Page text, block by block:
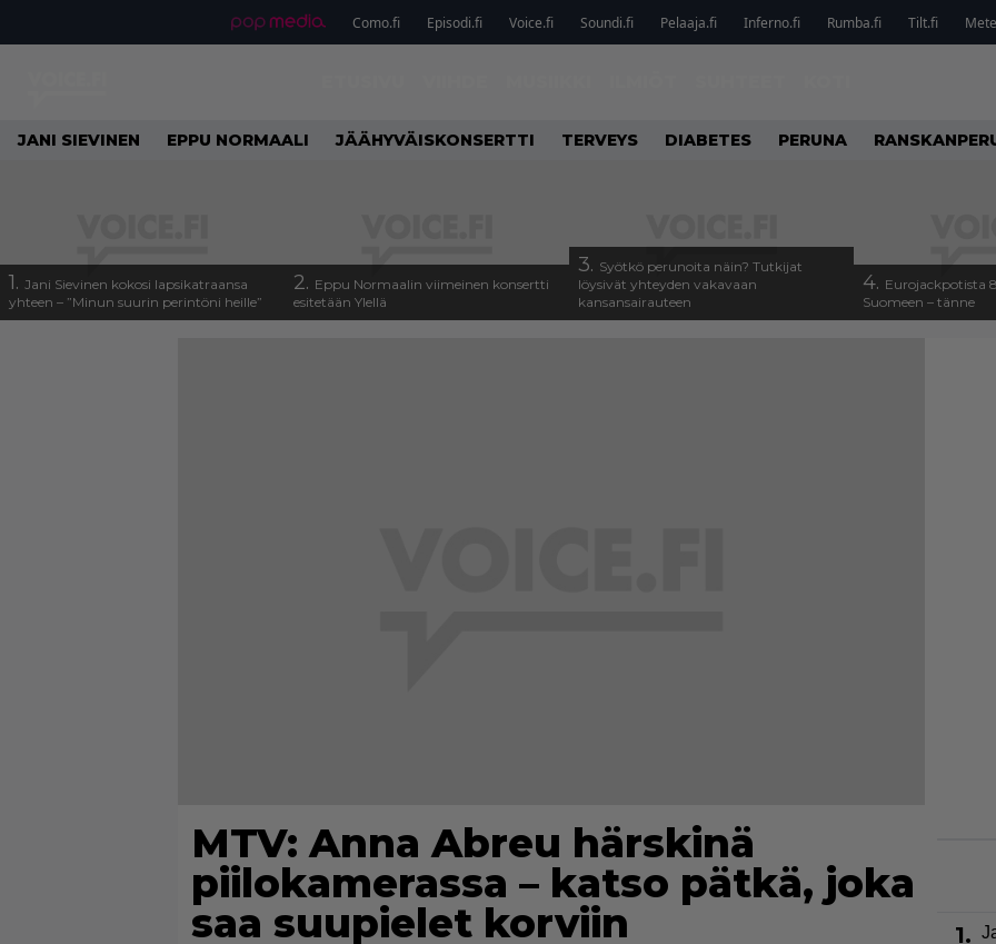
Como.fi Episodi.fi Voice.fi Soundi.fi Pelaaja.fi Inferno.fi Rumba.fi Tilt.fi
JANI SIEVINEN EPPU NORMAALI JÄÄHYVÄISKONSERTTI TERVEYS DIABETES PERUNA
1. Jani Sievinen kokosi lapsikatraansa
yhteen – ”Minun suurin perintöni heille”
2. Eppu Normaalin viimeinen konsertti
esitetään Ylellä
3. Syötkö perunoita näin? Tutkijat
löysivät yhteyden vakavaan
kansansairauteen
4. Eurojackpotista
Suomeen – tänne
MTV: Anna Abreu härskinä
piilokamerassa – katso pätkä, joka
saa suupielet korviin
1.